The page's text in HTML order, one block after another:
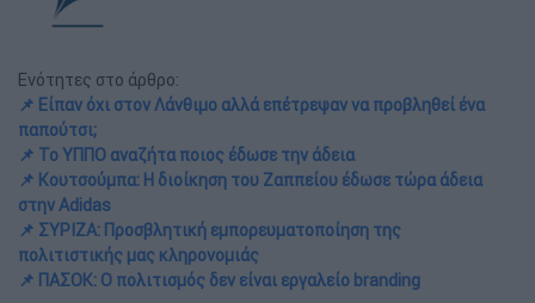
Ενότητες στο άρθρο:
📌 Είπαν όχι στον Λάνθιμο αλλά επέτρεψαν να προβληθεί ένα
παπούτσι;
📌 Το ΥΠΠΟ αναζήτα ποιος έδωσε την άδεια
📌 Κουτσούμπα: Η διοίκηση του Ζαππείου έδωσε τώρα άδεια
στην Αdidas
📌 ΣΥΡΙΖΑ: Προσβλητική εμπορευματοποίηση της
πολιτιστικής μας κληρονομιάς
📌 ΠΑΣΟΚ: Ο πολιτισμός δεν είναι εργαλείο branding